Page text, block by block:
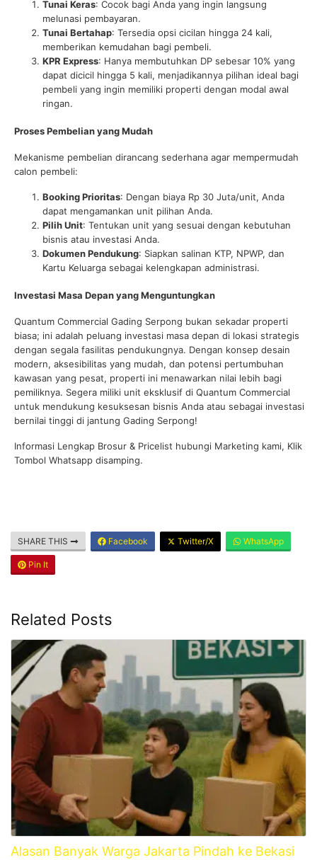
Tunai Keras: Cocok bagi Anda yang ingin langsung
melunasi pembayaran.
Tunai Bertahap: Tersedia opsi cicilan hingga 24 kali,
memberikan kemudahan bagi pembeli.
KPR Express: Hanya membutuhkan DP sebesar 10% yang
dapat dicicil hingga 5 kali, menjadikannya pilihan ideal bagi
pembeli yang ingin memiliki properti dengan modal awal
ringan.
Proses Pembelian yang Mudah
Mekanisme pembelian dirancang sederhana agar mempermudah
calon pembeli:
Booking Prioritas: Dengan biaya Rp 30 Juta/unit, Anda
dapat mengamankan unit pilihan Anda.
Pilih Unit: Tentukan unit yang sesuai dengan kebutuhan
bisnis atau investasi Anda.
Dokumen Pendukung: Siapkan salinan KTP, NPWP, dan
Kartu Keluarga sebagai kelengkapan administrasi.
Investasi Masa Depan yang Menguntungkan
Quantum Commercial Gading Serpong bukan sekadar properti
biasa; ini adalah peluang investasi masa depan di lokasi strategis
dengan segala fasilitas pendukungnya. Dengan konsep desain
modern, aksesibilitas yang mudah, dan potensi pertumbuhan
kawasan yang pesat, properti ini menawarkan nilai lebih bagi
pemiliknya. Segera miliki unit eksklusif di Quantum Commercial
untuk mendukung kesuksesan bisnis Anda atau sebagai investasi
bernilai tinggi di jantung Gading Serpong!
Informasi Lengkap Brosur & Pricelist hubungi Marketing kami, Klik
Tombol Whatsapp disamping.
SHARE THIS Facebook Twitter/X WhatsApp
Pin It
Related Posts
Alasan Banyak Warga Jakarta Pindah ke Bekasi